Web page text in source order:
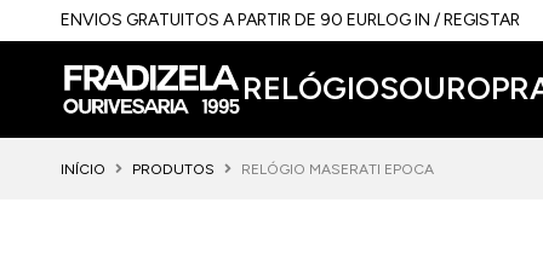
ENVIOS GRATUITOS A PARTIR DE 90 EURLOG IN / REGISTAR
RELÓGIOSOURO
INÍCIO PRODUTOS RELÓGIO MASERATI EPOCA